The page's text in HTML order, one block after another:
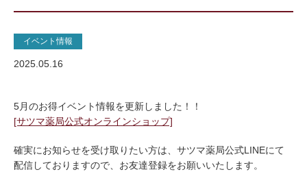
イベント情報
2025.05.16
5月のお得イベント情報を更新しました！！
[サツマ薬局公式オンラインショップ]
確実にお知らせを受け取りたい方は、サツマ薬局公式LINEにて
配信しておりますので、お友達登録をお願いいたします。